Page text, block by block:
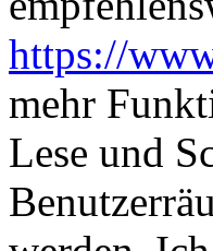
https://
mehr
Lese und